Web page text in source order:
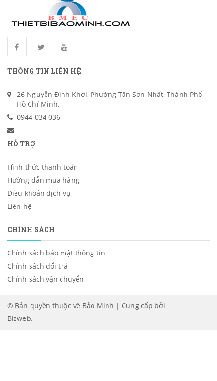
THÔNG TIN LIÊN HỆ
26 Nguyễn Đình Khơi, Phường Tân Sơn Nhất, Thành Phố
Hồ Chí Minh.
0944 034 036
HỖ TRỢ
Hình thức thanh toán
Hướng dẫn mua hàng
Điều khoản dịch vụ
Liên hệ
CHÍNH SÁCH
Chính sách bảo mật thông tin
Chính sách đổi trả
Chính sách vận chuyển
© Bản quyền thuộc về Bảo Minh | Cung cấp bởi
Bizweb.